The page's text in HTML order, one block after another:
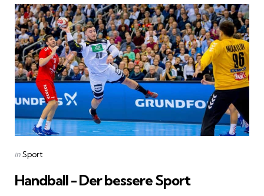
navigation
Posted
inSport
Handball - Der bessere Sport